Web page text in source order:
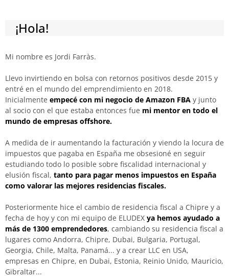
¡Hola!
Mi nombre es Jordi Farràs.
Llevo invirtiendo en bolsa con retornos positivos desde 2015 y
entré en el mundo del emprendimiento en 2018.
Inicialmente empecé con mi negocio de Amazon FBA y junto
al socio con el que estaba entonces fue mi mentor en todo el
mundo de empresas offshore.
A medida de ir aumentando la facturación y viendo la locura de
impuestos que pagaba en España me obsesioné en seguir
estudiando todo lo posible sobre fiscalidad internacional y
elusión fiscal, tanto para pagar menos impuestos en España
como valorar las mejores residencias fiscales.
Posteriormente hice el cambio de residencia fiscal a Chipre y a
fecha de hoy y con mi equipo de ELUDEX ya hemos ayudado a
más de 1300 emprendedores, cambiando su residencia fiscal a
lugares como Andorra, Chipre, Dubai, Bulgaria, Portugal,
Georgia, Chile, Malta, Panamá... y a crear LLC en USA,
empresas en Chipre, en Dubai, Estonia, Reinio Unido, Mauricio,
Gibraltar...